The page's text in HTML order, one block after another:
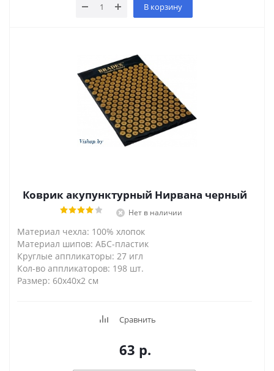
В корзину
Коврик акупунктурный Нирвана черный
Нет в наличии
Материал чехла: 100% хлопок
Материал шипов: АБС-пластик
Круглые аппликаторы: 27 игл
Кол-во аппликаторов: 198 шт.
Размер: 60х40х2 см
Сравнить
63 р.